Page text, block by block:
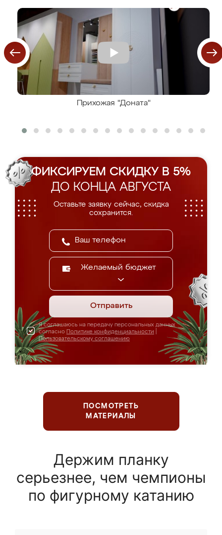
Прихожая "Доната"
ФИКСИРУЕМ СКИДКУ В 5%
ДО КОНЦА АВГУСТА
Оставьте заявку сейчас, скидка
сохранится.
Желаемый бюджет
Отправить
Я соглашаюсь на передачу персональных данных
согласно Политике конфиденциальности
Пользовательскому соглашению
ПОСМОТРЕТЬ
МАТЕРИАЛЫ
Держим планку
серьезнее, чем чемпионы
по фигурному катанию